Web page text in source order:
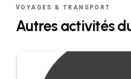
VOYAGES & TRANSPORT
Autres activités